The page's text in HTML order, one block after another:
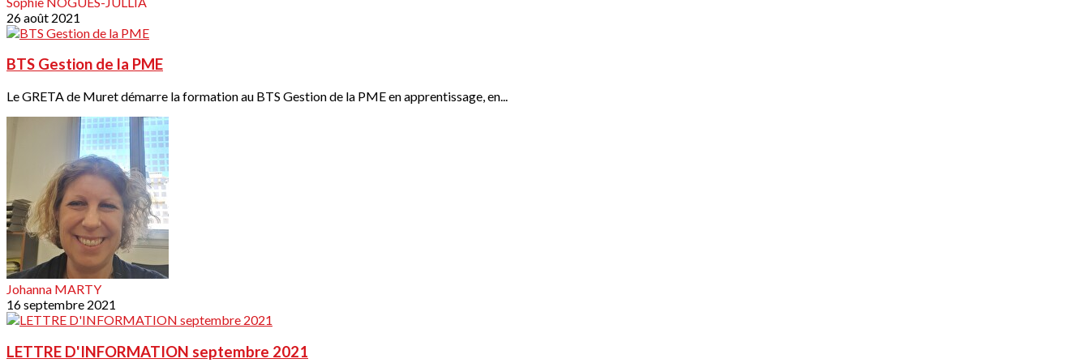
26 août 2021
BTS Gestion de la PME
Le GRETA de Muret démarre la formation au BTS Gestion de la PME en apprentissage, en...
Johanna MARTY
16 septembre 2021
LETTRE D'INFORMATION septembre 2021